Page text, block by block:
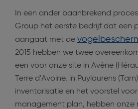
In een ander baanbrekend
Group het eerste bedrijf dat een
aangaat met de
2015 hebben we twee
een voor onze site in Avène
Terre d'Avoine, in Puylaurens
inventarisatie en het voorstel
management plan, hebben onze